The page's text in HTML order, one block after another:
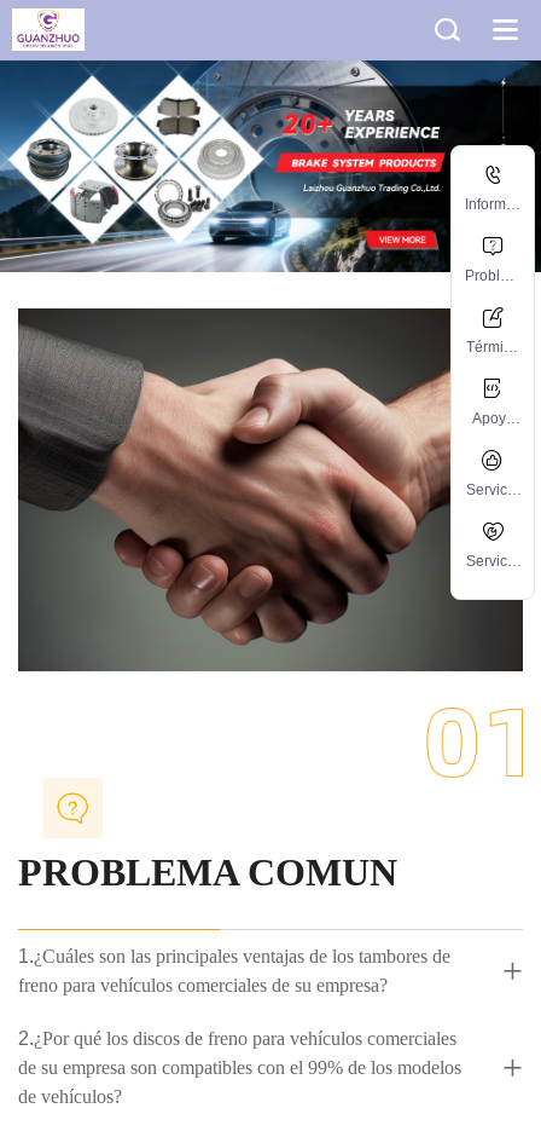
PROBLEMA COMUN
1.¿Cuáles son las principales ventajas de los tambores de
freno para vehículos comerciales de su empresa?
+
2.¿Por qué los discos de freno para vehículos comerciales
de su empresa son compatibles con el 99% de los modelos
de vehículos?
+
Informac
contacto
Problem
Término
condicio
nes
Apoyo
Servicio
a
Servicio